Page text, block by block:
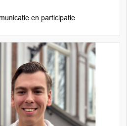
en participatie